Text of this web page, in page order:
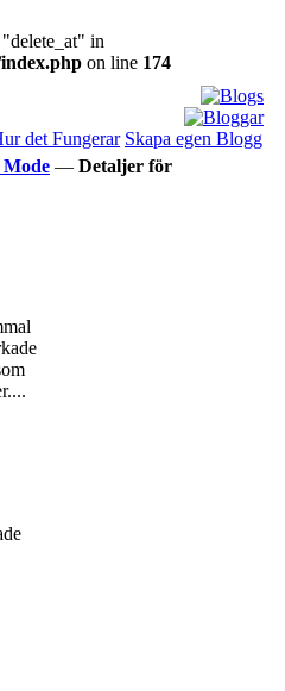
in
on line 174
det Fungerar Skapa egen Blogg
Mode — Detaljer för